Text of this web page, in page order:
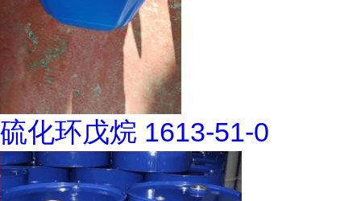
硫化环戊烷 1613-51-0